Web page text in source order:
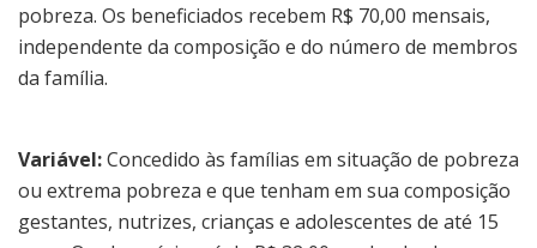
pobreza. Os beneficiados recebem R$ 70,00 mensais,
independente da composição e do número de membros
da família.
Variável:Concedido às famílias em situação de pobreza
ou extrema pobreza e que tenham em sua composição
gestantes, nutrizes, crianças e adolescentes de até 15